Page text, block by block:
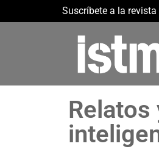
Suscríbete a la revista